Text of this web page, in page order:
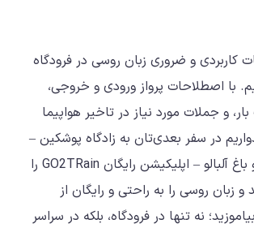
کاربردی و ضروری زبان روسی در فرودگاه
با اصطلاحات پرواز ورودی و خروجی،
و جملات مورد نیاز در تاخیر هواپیما
در سفر بعدی‌تان به زادگاه پوشکین –
خالق آنا کارنینا و باغ آلبالو – اپلیکیشن رایگان GO2TRain را
و زبان روسی را به راحتی و رایگان از
نه تنها در فرودگاه، بلکه در سراسر